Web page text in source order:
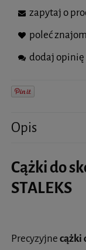
zapytaj o
poleć
dodaj opinię
Opis
Cążki do
STALEKS
Precyzyjnecążki